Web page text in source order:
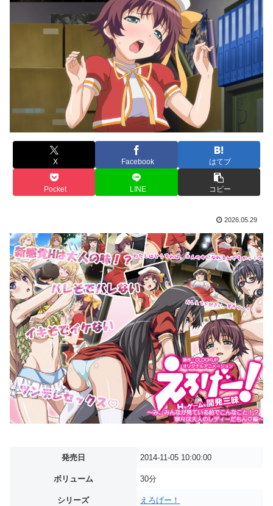
X Facebook はてブ
Pocket LINE コピー
2026.05.29
発売日 2014-11-05 10:00:00
ボリューム 30分
シリーズ えろげー！